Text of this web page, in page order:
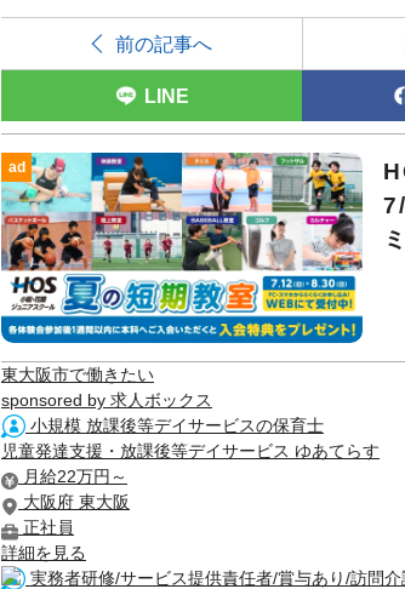
前の記事へ
LINE
ad
東大阪市で働きたい
sponsored by 求人ボックス
小規模 放課後等デイサービスの保育士
児童発達支援・放課後等デイサービス ゆあてらす
月給22万円～
大阪府 東大阪
正社員
詳細を見る
実務者研修/サービス提供責任者/賞与あり/訪問